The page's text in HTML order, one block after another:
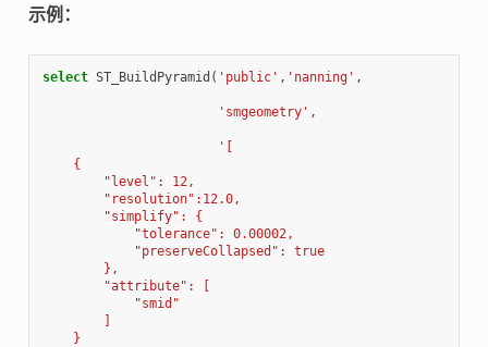
示例：
select ST_BuildPyramid ( 'public' , 'nanning' ,
'smgeometry' ,
'[
    {
        "level": 12,
        "resolution":12.0,
        "simplify": {
            "tolerance": 0.00002,
            "preserveCollapsed": true
        },
        "attribute": [
            "smid"
        ]
    }